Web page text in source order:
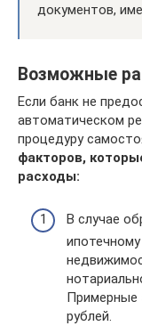
документов,
Возможные
Если банк не
автоматическом
процедуру
факторов,
расходы:
В случае
Примерные
рублей.